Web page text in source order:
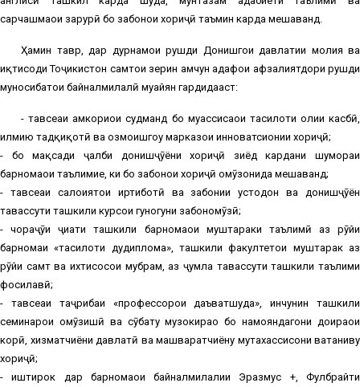
сарчашмаҳои зарурӣ бо забонҳои хориҷӣ таъмин карда мешаванд.
Ҳамин тавр, дар дурнамои рушди Донишгоҳи давлатии молия ва
иқтисоди Тоҷикистон самтҳои зерин ҳамчун ҳадафҳои афзалиятдори рушди
муносибатҳои байналмилалӣ муайян гардидааст:
- тавсеаи ҳамкориҳои судманд бо муассисаҳои таҳсилоти олии касбӣ,
илмию тадқиқотӣ ва озмоишгоҳу марказҳои инноватсионии хориҷӣ;
- бо мақсади ҷалби донишҷӯёни хориҷӣ зиёд кардани шумораи
барномаҳои таълимие, ки бо забонҳои хориҷӣ омӯзонида мешаванд;
- тавсеаи салоҳиятҳои иртиботӣ ва забонии устодон ва донишҷӯён
тавассути ташкили курсҳои гуногуни забономӯзӣ;
- чораҷӯи ҷиҳати ташкили барномаҳои муштараки таълимӣ аз рӯйи
барномаи «таҳсилоти дудиплома», ташкили факултетҳои муштарак аз
рӯйи самт ва ихтисосҳои мубрам, аз ҷумла тавассути ташкили таълими
фосилавӣ;
- тавсеаи таҷрибаи «профессорҳои даъватшуда», инчунин ташкили
семинарҳои омӯзишӣ ва сӯҳбату музокираҳо бо намояндагони доираҳои
корӣ, хизматчиёни давлатӣ ва машваратчиёну мутахассисони ватаниву
хориҷӣ;
- иштирок дар барномаҳои байналмилалии Эразмус +, Фулбрайти